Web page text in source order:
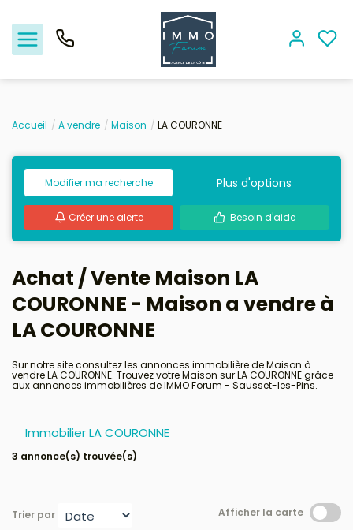
Vendre
Biens vendus
Location - Gestion
Nos agences
Avis clients
Accueil A vendre Maison LA COURONNE
Modifier ma recherche Plus d'options
Créer une alerte Besoin d'aide
Achat / Vente Maison LA
COURONNE - Maison a vendre à
LA COURONNE
Sur notre site consultez les annonces immobilière de Maison à
vendre LA COURONNE. Trouvez votre Maison sur LA COURONNE grâce
aux annonces immobilières de IMMO Forum - Sausset-les-Pins.
Immobilier LA COURONNE
3 annonce(s) trouvée(s)
Trier par Afficher la carte